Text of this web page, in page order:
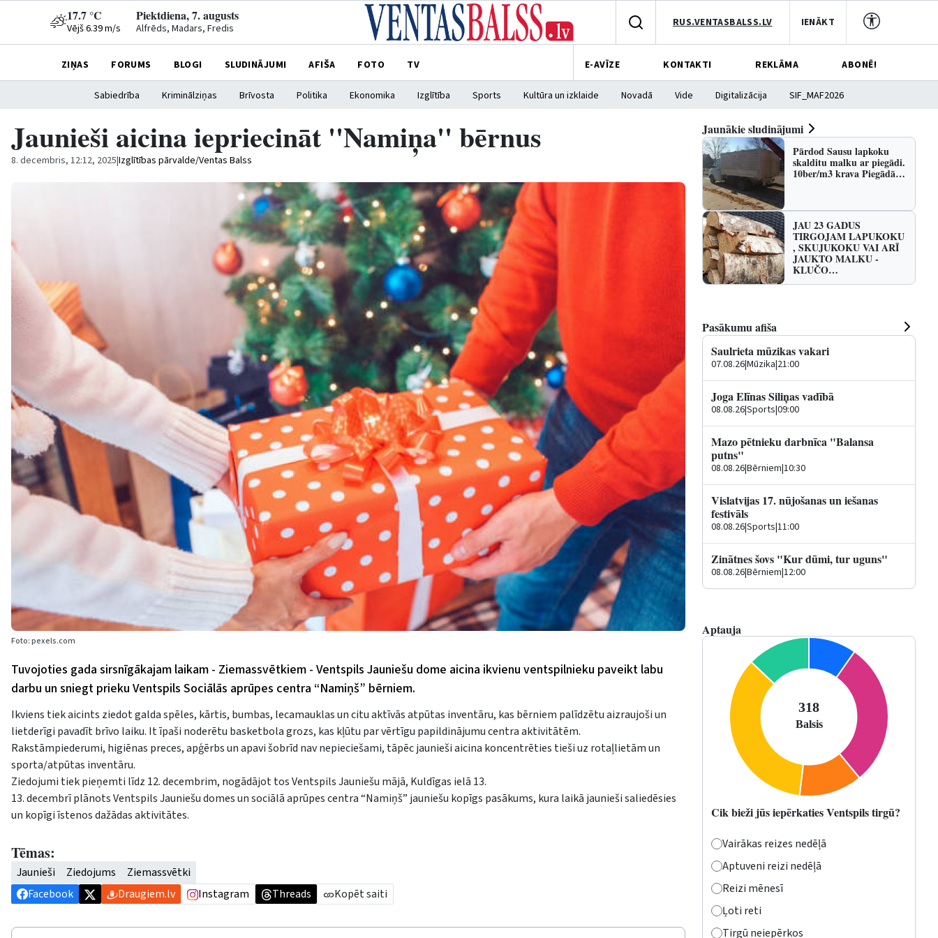
17.7 °C
Vējš 6.39 m/s
Piektdiena, 7. augusts
Alfrēds, Madars, Fredis RUS.VENTASBALSS.LV IENĀKT
ZIŅAS FORUMS BLOGI SLUDINĀJUMI AFIŠA FOTO TV E-AVĪZE KONTAKTI REKLĀMA ABONĒ!
Sabiedrība Kriminālziņas Brīvosta Politika Ekonomika Izglītība Sports Kultūra un izklaide Novadā Vide Digitalizācija SIF_MAF2026
Jaunieši aicina iepriecināt ''Namiņa'' bērnus
8. decembris, 12:12, 2025|Izglītības pārvalde/Ventas Balss
Foto: pexels.com
Tuvojoties gada sirsnīgākajam laikam - Ziemassvētkiem - Ventspils Jauniešu dome aicina ikvienu ventspilnieku paveikt labu
darbu un sniegt prieku Ventspils Sociālās aprūpes centra “Namiņš” bērniem.
Ikviens tiek aicints ziedot galda spēles, kārtis, bumbas, lecamauklas un citu aktīvās atpūtas inventāru, kas bērniem palīdzētu aizraujoši un
lietderīgi pavadīt brīvo laiku. It īpaši noderētu basketbola grozs, kas kļūtu par vērtīgu papildinājumu centra aktivitātēm.
Rakstāmpiederumi, higiēnas preces, apģērbs un apavi šobrīd nav nepieciešami, tāpēc jaunieši aicina koncentrēties tieši uz rotaļlietām un
sporta/atpūtas inventāru.
Ziedojumi tiek pieņemti līdz 12. decembrim, nogādājot tos Ventspils Jauniešu mājā, Kuldīgas ielā 13.
13. decembrī plānots Ventspils Jauniešu domes un sociālā aprūpes centra “Namiņš” jauniešu kopīgs pasākums, kura laikā jaunieši saliedēsies
un kopīgi īstenos dažādas aktivitātes.
Tēmas:
Jaunieši Ziedojums
Ziemassvētki
Facebook
Draugiem.lv Instagram Threads Kopēt saiti
Jaunākie sludinājumi
Pārdod Sausu lapkoku
skalditu malku ar piegādi.
10ber/m3 krava Piegādā…
JAU 23 GADUS
TIRGOJAM LAPUKOKU
, SKUJUKOKU VAI ARĪ
JAUKTO MALKU -
KLUČO…
Pasākumu afiša
Saulrieta mūzikas vakari
07.08.26|Mūzika|21:00
Joga Elīnas Siliņas vadībā
08.08.26|Sports|09:00
Mazo pētnieku darbnīca "Balansa
putns"
08.08.26|Bērniem|10:30
Vislatvijas 17. nūjošanas un iešanas
festivāls
08.08.26|Sports|11:00
Zinātnes šovs "Kur dūmi, tur uguns"
08.08.26|Bērniem|12:00
Aptauja
Cik bieži jūs iepērkaties Ventspils tirgū?
Vairākas reizes nedēļā
Aptuveni reizi nedēļā
Reizi mēnesī
Ļoti reti
Tirgū neiepērkos